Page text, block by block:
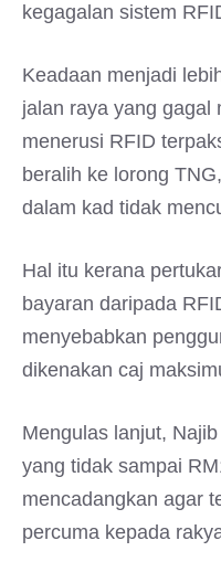
kegagalan sistem
Keadaan menjadi
jalan raya yang gagal
menerusi RFID
beralih ke lorong
dalam kad tidak
Hal itu kerana
bayaran daripada
menyebabkan
dikenakan caj
Mengulas lanjut,
yang tidak sampai
mencadangkan agar
percuma kepada